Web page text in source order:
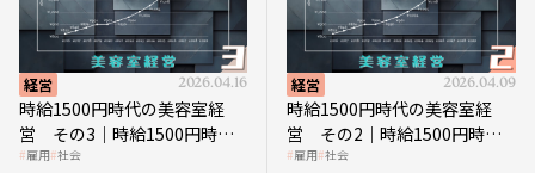
経営 2026.04.16
時給1500円時代の美容室経
営 その3｜時給1500円時
代、美容業はどのような影響
雇用 社会
経営 2026.04.09
時給1500円時代の美容室経
営 その2｜時給1500円時代
に支払う給与はいくらなのか
雇用 社会